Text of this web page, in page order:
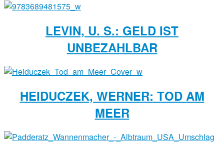
LEVIN, U. S.: GELD IST
UNBEZAHLBAR
HEIDUCZEK, WERNER: TOD AM
MEER